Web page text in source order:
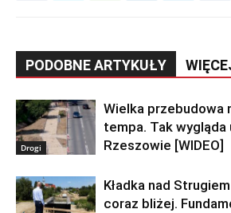
PODOBNE ARTYKUŁY
Drogi
Wielka przebudowa
tempa. Tak
Rzeszowie [WIDEO]
Kładka nad
coraz bliżej.